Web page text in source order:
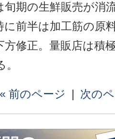
旬期の生鮮販売が消
に前半は加工筋の原
方修正。量販店は積
« 前のページ | 次の